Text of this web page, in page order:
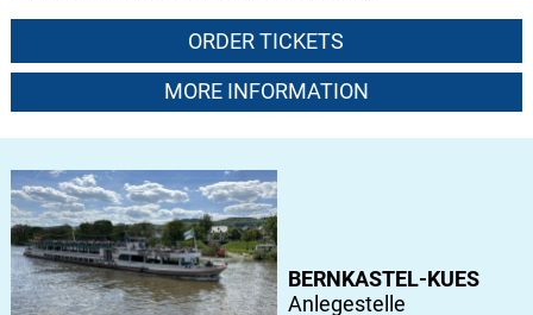
ORDER TICKETS
MORE INFORMATION
BERNKASTEL-KUES
Anlegestelle